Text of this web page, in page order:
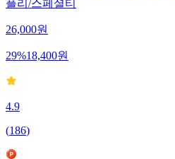
플리/스페셜티
26,000원
29%18,400원
4.9
(186)